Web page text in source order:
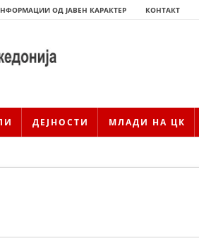
ОД ЈАВЕН КАРАКТЕР КОНТАКТ
ДЕЈНОСТИ МЛАДИ НА ЦК